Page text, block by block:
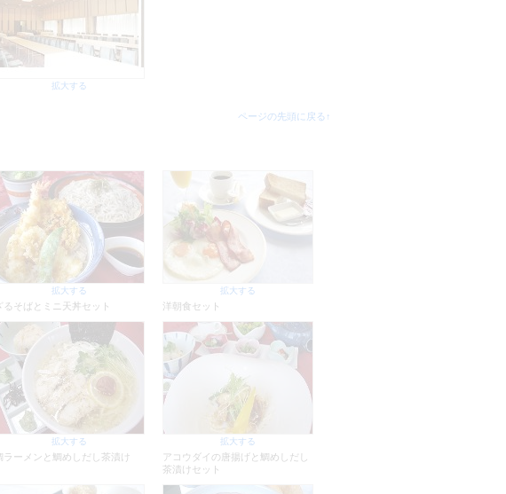
拡大する
ページの先頭に戻る↑
拡大する
るそばとミニ天丼セット
拡大する
洋朝食セット
拡大する
鯛ラーメンと鯛めしだし茶漬け
拡大する
アコウダイの唐揚げと鯛めしだし
茶漬けセット